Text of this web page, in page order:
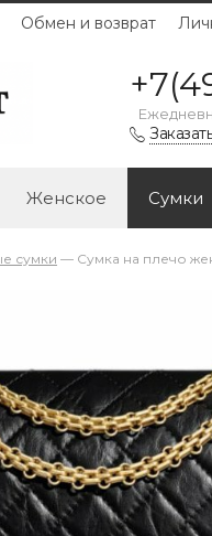
Обмен и возврат
Женское Сумки
сумки — Сумка на плечо